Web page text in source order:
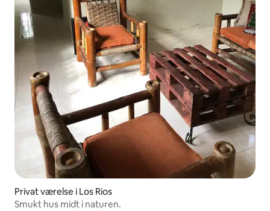
Privat værelse i Los Rios
Smukt hus midt i naturen.